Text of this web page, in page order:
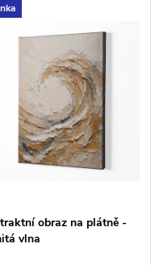
obraz na plátně -
vlna